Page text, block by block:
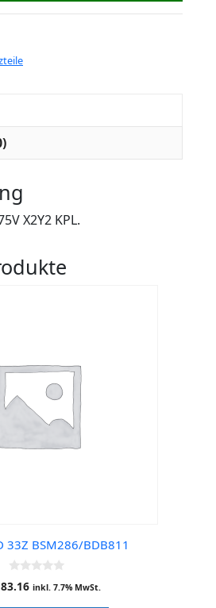
X2Y2 KPL.
33Z BSM286/BDB811
0
o
83.16 inkl. 7.7% MwSt.